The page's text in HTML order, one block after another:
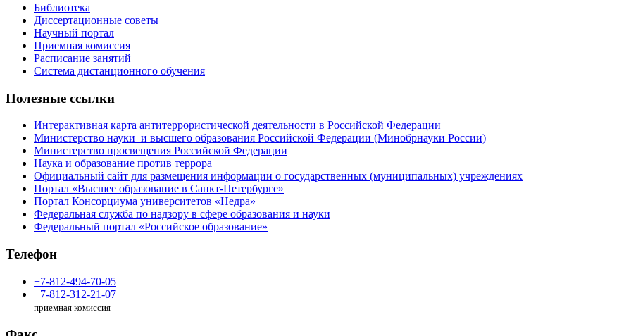
Библиотека
Диссертационные советы
Научный портал
Приемная комиссия
Расписание занятий
Система дистанционного обучения
Полезные ссылки
Интерактивная карта антитеррористической деятельности в Российской Федерации
Министерство науки и высшего образования Российской Федерации (Минобрнауки России)
Министерство просвещения Российской Федерации
Наука и образование против террора
Официальный сайт для размещения информации о государственных (муниципальных) учреждениях
Портал «Высшее образование в Санкт-Петербурге»
Портал Консорциума университетов «Недра»
Федеральная служба по надзору в сфере образования и науки
Федеральный портал «Российское образование»
Телефон
+7-812-494-70-05
+7-812-312-21-07
приемная комиссия